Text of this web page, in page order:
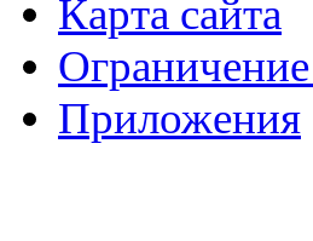
Карта сайта
Приложения